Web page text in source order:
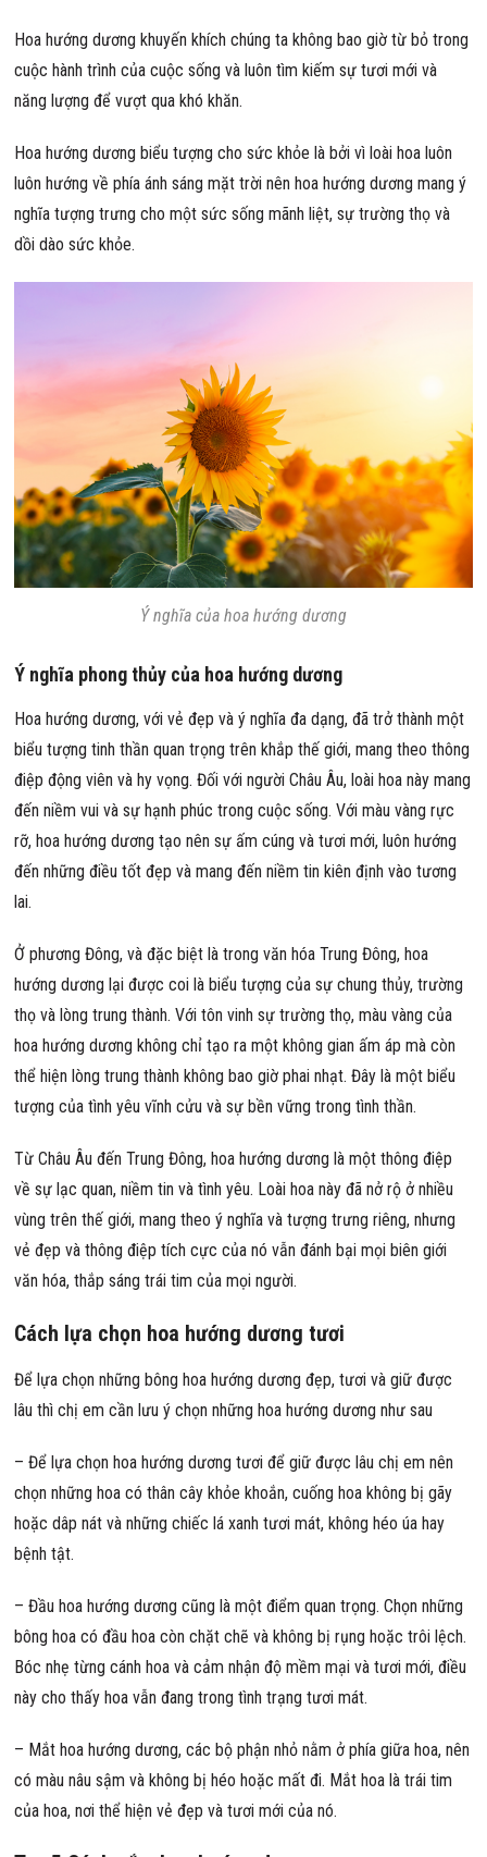
Hoa hướng dương khuyến khích chúng ta không bao giờ từ bỏ trong
cuộc hành trình của cuộc sống và luôn tìm kiếm sự tươi mới và
năng lượng để vượt qua khó khăn.
Hoa hướng dương biểu tượng cho sức khỏe là bởi vì loài hoa luôn
luôn hướng về phía ánh sáng mặt trời nên hoa hướng dương mang ý
nghĩa tượng trưng cho một sức sống mãnh liệt, sự trường thọ và
dồi dào sức khỏe.
Ý nghĩa của hoa hướng dương
Ý nghĩa phong thủy của hoa hướng dương
Hoa hướng dương, với vẻ đẹp và ý nghĩa đa dạng, đã trở thành một
biểu tượng tinh thần quan trọng trên khắp thế giới, mang theo thông
điệp động viên và hy vọng. Đối với người Châu Âu, loài hoa này mang
đến niềm vui và sự hạnh phúc trong cuộc sống. Với màu vàng rực
rỡ, hoa hướng dương tạo nên sự ấm cúng và tươi mới, luôn hướng
đến những điều tốt đẹp và mang đến niềm tin kiên định vào tương
lai.
Ở phương Đông, và đặc biệt là trong văn hóa Trung Đông, hoa
hướng dương lại được coi là biểu tượng của sự chung thủy, trường
thọ và lòng trung thành. Với tôn vinh sự trường thọ, màu vàng của
hoa hướng dương không chỉ tạo ra một không gian ấm áp mà còn
thể hiện lòng trung thành không bao giờ phai nhạt. Đây là một biểu
tượng của tình yêu vĩnh cửu và sự bền vững trong tình thần.
Từ Châu Âu đến Trung Đông, hoa hướng dương là một thông điệp
về sự lạc quan, niềm tin và tình yêu. Loài hoa này đã nở rộ ở nhiều
vùng trên thế giới, mang theo ý nghĩa và tượng trưng riêng, nhưng
vẻ đẹp và thông điệp tích cực của nó vẫn đánh bại mọi biên giới
văn hóa, thắp sáng trái tim của mọi người.
Cách lựa chọn hoa hướng dương tươi
Để lựa chọn những bông hoa hướng dương đẹp, tươi và giữ được
lâu thì chị em cần lưu ý chọn những hoa hướng dương như sau
– Để lựa chọn hoa hướng dương tươi để giữ được lâu chị em nên
chọn những hoa có thân cây khỏe khoắn, cuống hoa không bị gãy
hoặc dâp nát và những chiếc lá xanh tươi mát, không héo úa hay
bệnh tật.
– Đầu hoa hướng dương cũng là một điểm quan trọng. Chọn những
bông hoa có đầu hoa còn chặt chẽ và không bị rụng hoặc trôi lệch.
Bóc nhẹ từng cánh hoa và cảm nhận độ mềm mại và tươi mới, điều
này cho thấy hoa vẫn đang trong tình trạng tươi mát.
– Mắt hoa hướng dương, các bộ phận nhỏ nằm ở phía giữa hoa, nên
có màu nâu sậm và không bị héo hoặc mất đi. Mắt hoa là trái tim
của hoa, nơi thể hiện vẻ đẹp và tươi mới của nó.